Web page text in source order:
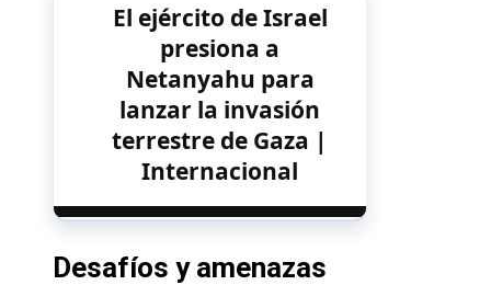
El ejército de Israel
presiona a
Netanyahu para
lanzar la invasión
terrestre de Gaza |
Internacional
Desafíos y amenazas